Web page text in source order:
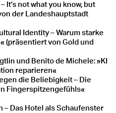
– It’s not what you know, but
der Landeshauptstadt
Identity – Warum starke
(präsentiert von Gold und
und Benito de Michele: »KI
reparieren«
die Beliebigkeit– Die
Fingerspitzengefühls«
– Das Hotel als Schaufenster